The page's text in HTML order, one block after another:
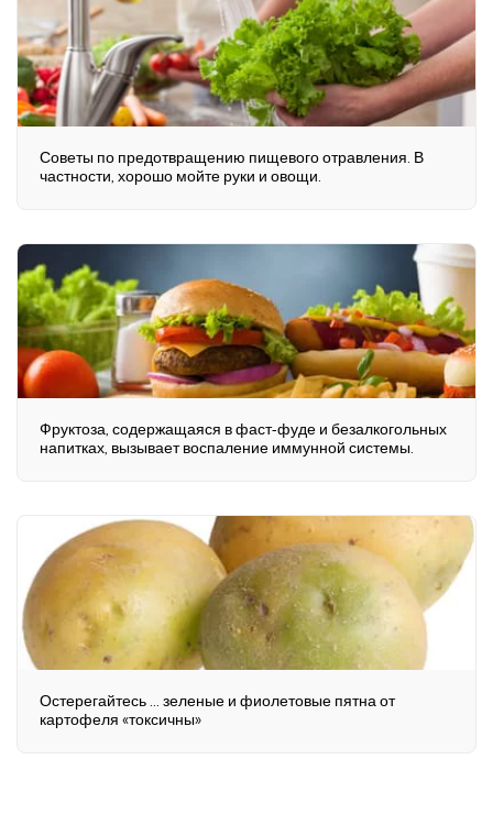
Советы по предотвращению пищевого отравления. В
частности, хорошо мойте руки и овощи.
Фруктоза, содержащаяся в фаст-фуде и безалкогольных
напитках, вызывает воспаление иммунной системы.
Остерегайтесь ... зеленые и фиолетовые пятна от
картофеля «токсичны»